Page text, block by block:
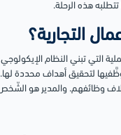
هذه الرحلة.
التجارية؟
التي تبني النظام
لتحقيق أهداف محددة
وظائفهم. والمدير هو الشّخص